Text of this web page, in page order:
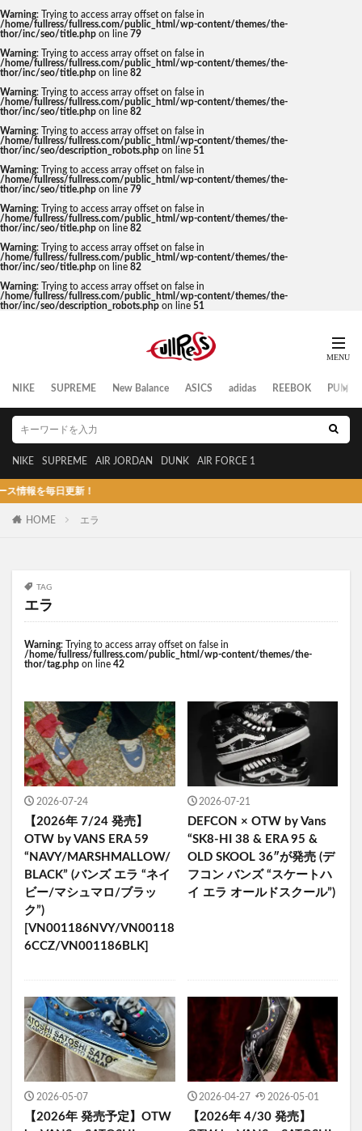
Warning: Trying to access array offset on false in
/home/fullress/fullress.com/public_html/wp-content/themes/the-
thor/inc/seo/title.php on line 79
Warning: Trying to access array offset on false in
/home/fullress/fullress.com/public_html/wp-content/themes/the-
thor/inc/seo/title.php on line 82
Warning: Trying to access array offset on false in
/home/fullress/fullress.com/public_html/wp-content/themes/the-
thor/inc/seo/title.php on line 82
Warning: Trying to access array offset on false in
/home/fullress/fullress.com/public_html/wp-content/themes/the-
thor/inc/seo/description_robots.php on line 51
Warning: Trying to access array offset on false in
/home/fullress/fullress.com/public_html/wp-content/themes/the-
thor/inc/seo/title.php on line 79
Warning: Trying to access array offset on false in
/home/fullress/fullress.com/public_html/wp-content/themes/the-
thor/inc/seo/title.php on line 82
Warning: Trying to access array offset on false in
/home/fullress/fullress.com/public_html/wp-content/themes/the-
thor/inc/seo/title.php on line 82
Warning: Trying to access array offset on false in
/home/fullress/fullress.com/public_html/wp-content/themes/the-
thor/inc/seo/description_robots.php on line 51
NIKE SUPREME New Balance ASICS adidas REEBOK PUMA
NIKE SUPREME AIR JORDAN DUNK AIR FORCE 1
日更新！
HOME エラ
TAG
エラ
Warning: Trying to access array offset on false in
/home/fullress/fullress.com/public_html/wp-content/themes/the-
thor/tag.php on line 42
2026-07-24
【2026年 7/24 発売】
OTW by VANS ERA 59
“NAVY/MARSHMALLOW/
BLACK” (バンズ エラ “ネイ
ビー/マシュマロ/ブラッ
ク”)
[VN001186NVY/VN00118
6CCZ/VN001186BLK]
2026-07-21
DEFCON × OTW by Vans
“SK8-HI 38 & ERA 95 &
OLD SKOOL 36″が発売 (デ
フコン バンズ “スケートハ
イ エラ オールドスクール”)
2026-05-07
【2026年 発売予定】OTW
2026-04-27 2026-05-01
【2026年 4/30 発売】